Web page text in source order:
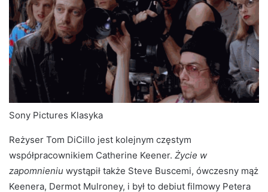
Sony Pictures Klasyka
Reżyser Tom DiCillo jest kolejnym częstym
współpracownikiem Catherine Keener. Życie w
zapomnieniu wystąpił także Steve Buscemi, ówczesny mąż
Keenera, Dermot Mulroney, i był to debiut filmowy Petera